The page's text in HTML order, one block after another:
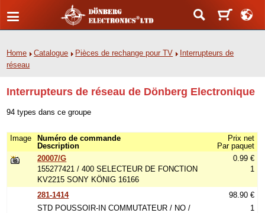
Home Catalogue Pièces de rechange pour TV
Interrupteurs de
réseau
Interrupteurs de réseau de Dönberg Electronique
94 types dans ce groupe
Image
Numéro de commande
Description
Prix net
Par paquet
20007/G
155277421 / 400 SELECTEUR DE FONCTION
KV2215 SONY KÖNIG 16166
0.99 €
1
281-1414
STD POUSSOIR-IN COMMUTATEUR / NO /
98.90 €
1